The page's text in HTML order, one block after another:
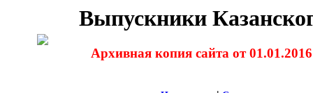
Выпускники
Архивная копия сайта от